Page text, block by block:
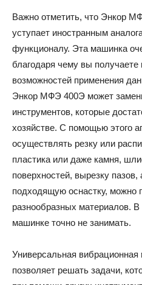
Важно отметить, что Энкор
уступает иностранным
функционалу. Эта машинка
благодаря чему вы получаете
возможностей применения
Энкор МФЭ 400Э может
инструментов, которые
хозяйстве. С помощью этого
осуществлять резку или
пластика или даже камня,
поверхностей, вырезку
подходящую оснастку, можно
разнообразных материалов.
машинке точно не занимать.
Универсальная
позволяет решать задачи,